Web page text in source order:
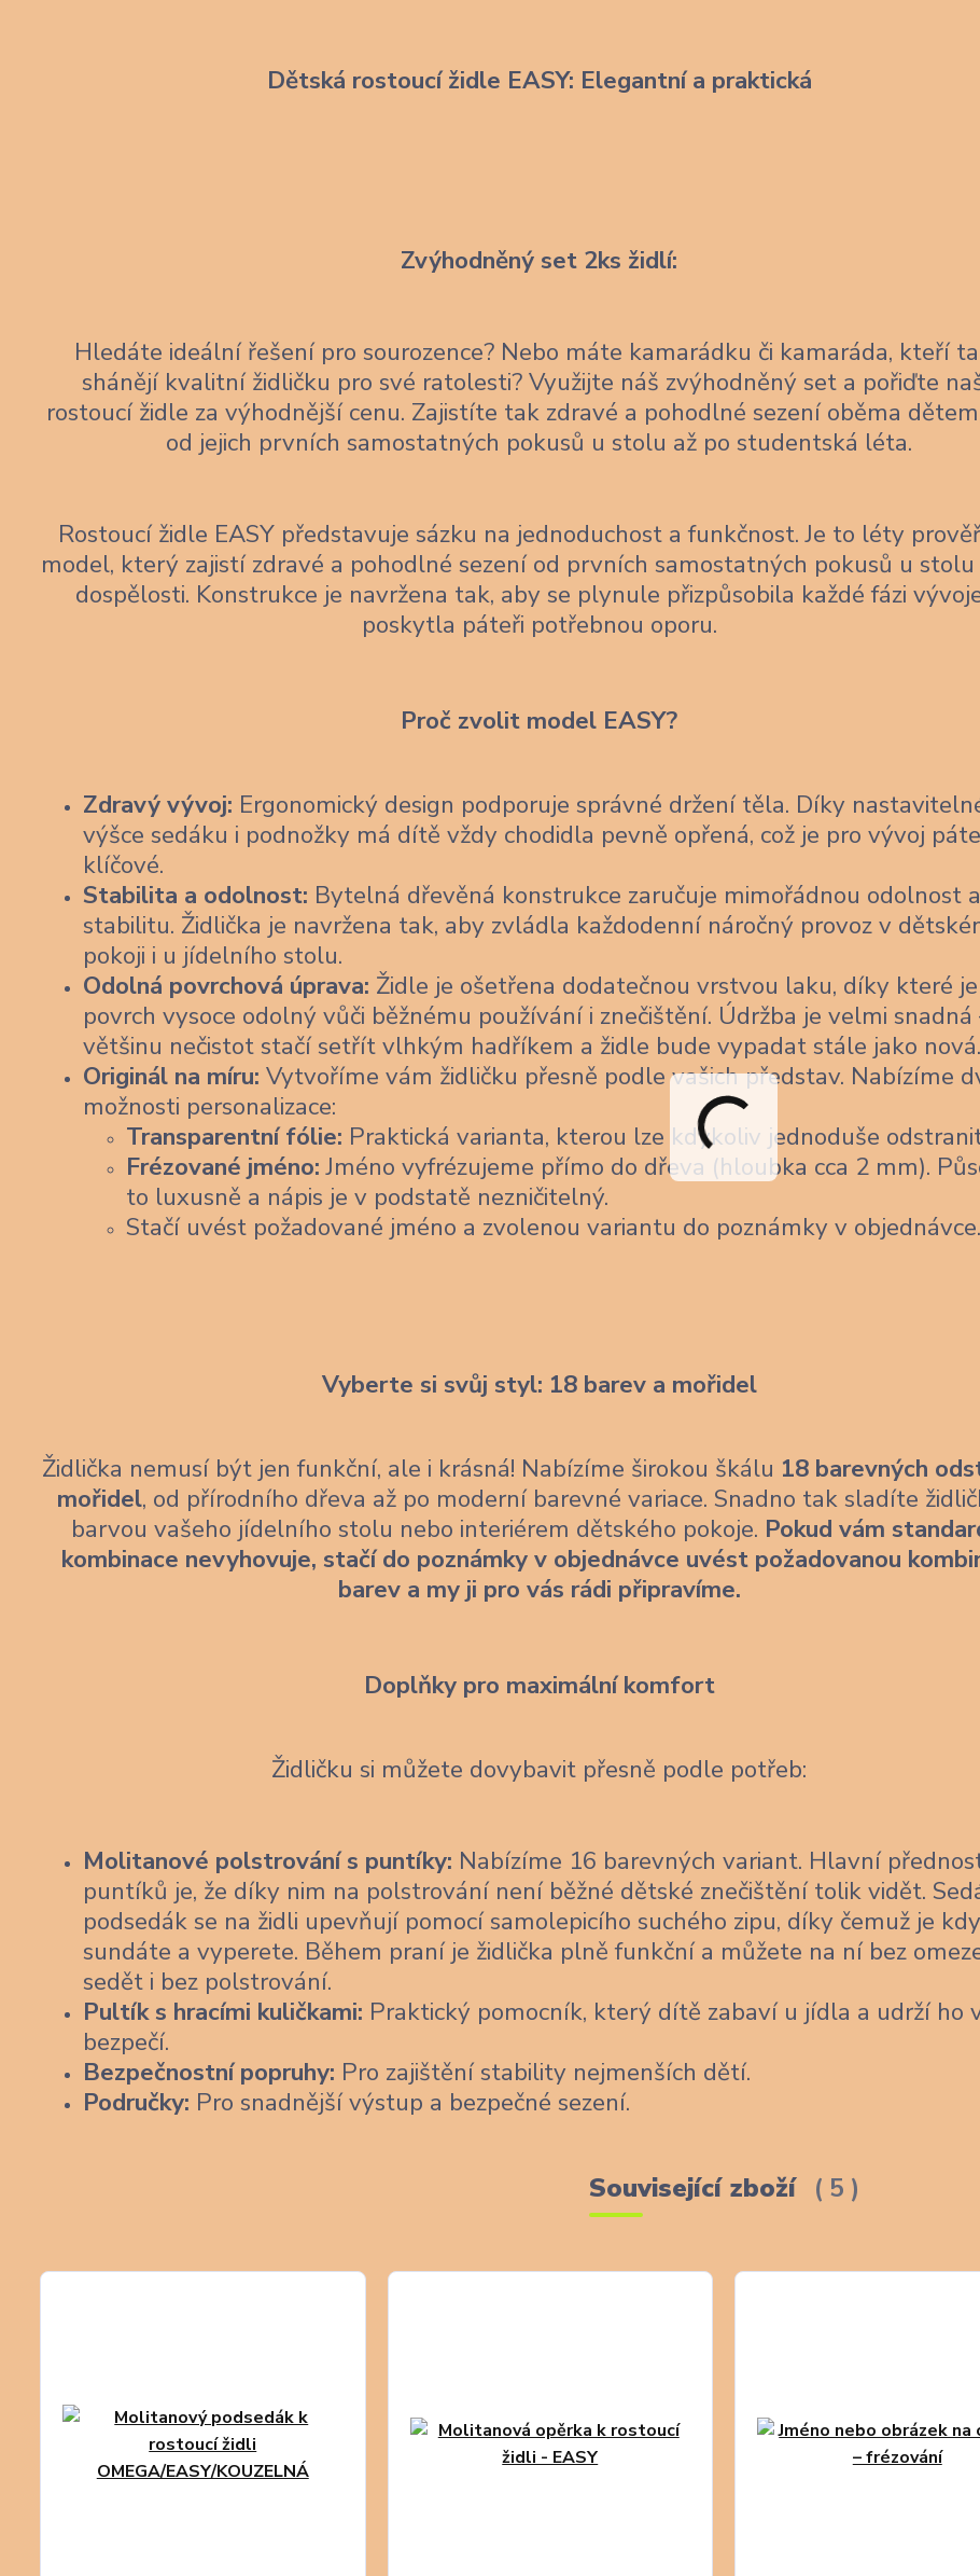
Dětská rostoucí židle EASY: Elegantní a praktická
Zvýhodněný set 2ks židlí:
Hledáte ideální řešení pro sourozence? Nebo máte kamarádku či kamaráda, kteří
shánějí kvalitní židličku pro své ratolesti? Využijte náš zvýhodněný set a pořiďte
rostoucí židle za výhodnější cenu. Zajistíte tak zdravé a pohodlné sezení oběma
od jejich prvních samostatných pokusů u stolu až po studentská léta.
Rostoucí židle EASY představuje sázku na jednoduchost a funkčnost. Je to léty
model, který zajistí zdravé a pohodlné sezení od prvních samostatných pokusů u stolu
dospělosti. Konstrukce je navržena tak, aby se plynule přizpůsobila každé fázi
poskytla páteři potřebnou oporu.
Proč zvolit model EASY?
Zdravý vývoj: Ergonomický design podporuje správné držení těla. Díky
výšce sedáku i podnožky má dítě vždy chodidla pevně opřená, což je pro vývoj
klíčové.
Stabilita a odolnost: Bytelná dřevěná konstrukce zaručuje mimořádnou odolnost a
stabilitu. Židlička je navržena tak, aby zvládla každodenní náročný provoz v
pokoji i u jídelního stolu.
Odolná povrchová úprava: Židle je ošetřena dodatečnou vrstvou laku, díky které je
povrch vysoce odolný vůči běžnému používání i znečištění. Údržba je velmi snadná
většinu nečistot stačí setřít vlhkým hadříkem a židle bude vypadat stále jako nová.
Originál na míru: Vytvoříme vám židličku přesně podle vašich představ. Nabízíme
možnosti personalizace:
Transparentní fólie: Praktická varianta, kterou lze kdykoliv jednoduše
Frézované jméno:Jméno vyfrézujeme přímo do dřeva (hloubka cca 2 mm).
to luxusně a nápis je v podstatě nezničitelný.
Stačí uvést požadované jméno a zvolenou variantu do poznámky v objednávce.
Vyberte si svůj styl: 18 barev a mořidel
Židlička nemusí být jen funkční, ale i krásná! Nabízíme širokou škálu 18 barevných
mořidel, od přírodního dřeva až po moderní barevné variace. Snadno tak sladíte
barvou vašeho jídelního stolu nebo interiérem dětského pokoje. Pokud vám
kombinace nevyhovuje, stačí do poznámky v objednávce uvést požadovanou
barev a my ji pro vás rádi připravíme.
Doplňky pro maximální komfort
Židličku si můžete dovybavit přesně podle potřeb:
Molitanové polstrování s puntíky: Nabízíme 16 barevných variant. Hlavní
puntíků je, že díky nim na polstrování není běžné dětské znečištění tolik vidět.
podsedák se na židli upevňují pomocí samolepicího suchého zipu, díky čemuž je
sundáte a vyperete. Během praní je židlička plně funkční a můžete na ní bez
sedět i bez polstrování.
Pultík s hracími kuličkami: Praktický pomocník, který dítě zabaví u jídla a udrží ho
bezpečí.
Bezpečnostní popruhy: Pro zajištění stability nejmenších dětí.
Područky: Pro snadnější výstup a bezpečné sezení.
Související zboží 5